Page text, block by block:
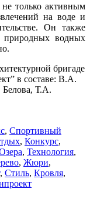
не только активным
на воде и
Он также
природных водных
бригаде
в составе: В.А.
Т.А.
, Спортивный
, Конкурс,
, Технология,
, Жюри,
, Стиль, Кровля,